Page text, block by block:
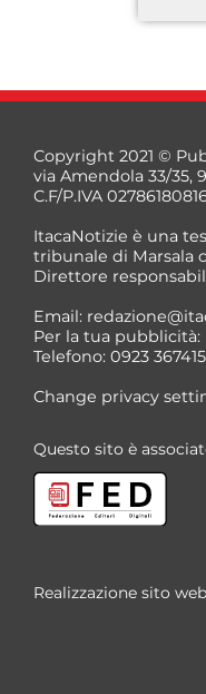
*
Copyright 2021 ©
via Amendola 33/35,
C.F/P.IVA
ItacaNotizie è una
tribunale di Marsala
Direttore
Email:
Per la tua pubblicità:
Telefono: 0923 367415
Change privacy
Questo sito è
Realizzazione sito web